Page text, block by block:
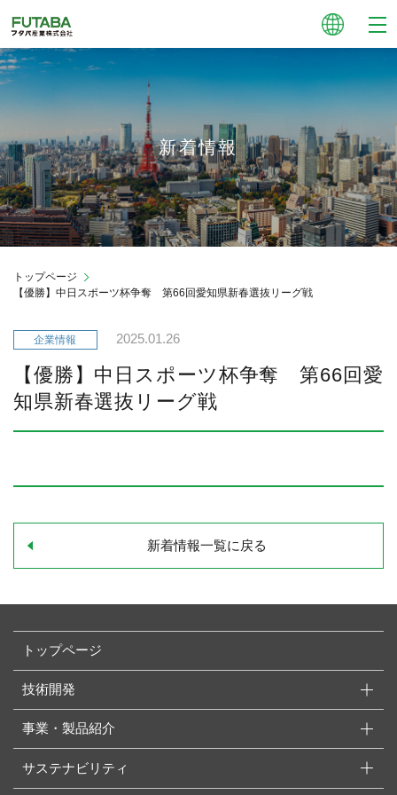
新着情報
トップページ
【優勝】中日スポーツ杯争奪 第66回愛知県新春選抜リーグ戦
2025.01.26
【優勝】中日スポーツ杯争奪 第66回愛
知県新春選抜リーグ戦
新着情報一覧に戻る
トップページ
技術開発
事業・製品紹介
サステナビリティ